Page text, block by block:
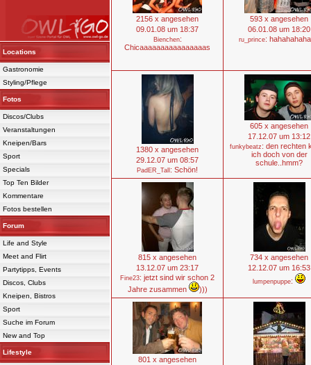
Locations
Gastronomie
Styling/Pflege
Fotos
Discos/Clubs
Veranstaltungen
Kneipen/Bars
Sport
Specials
Top Ten Bilder
Kommentare
Fotos bestellen
Forum
Life and Style
Meet and Flirt
Partytipps, Events
Discos, Clubs
Kneipen, Bistros
Sport
Suche im Forum
New and Top
Lifestyle
2156 x angesehen
09.01.08 um 18:37
Bienchen:
Chicaaaaaaaaaaaaaaaas
593 x angesehen
06.01.08 um 18:20
ru_prince:
1380 x angesehen
29.12.07 um 08:57
PadER_Tall : Schön!
605 x angesehen
17.12.07 um 13:12
funkybeatz : den rechten
ich doch von der
schule..hmm?
815 x angesehen
13.12.07 um 23:17
Fine23: jetzt sind wir schon 2
Jahre zusammen
)))
734 x angesehen
12.12.07 um 16:53
lumpenpuppe:
801 x angesehen